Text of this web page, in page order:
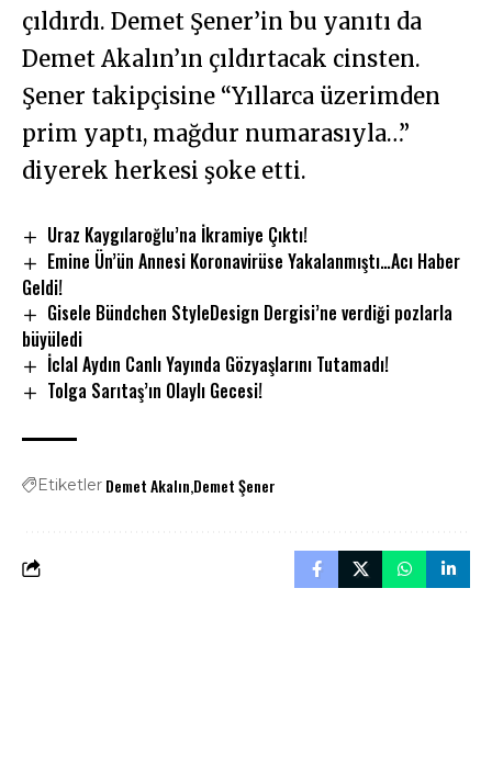
çıldırdı. Demet Şener’in bu yanıtı da
Demet Akalın’ın çıldırtacak cinsten.
Şener takipçisine “Yıllarca üzerimden
prim yaptı, mağdur numarasıyla…”
diyerek herkesi şoke etti.
Uraz Kaygılaroğlu’na İkramiye Çıktı!
Emine Ün’ün Annesi Koronavirüse Yakalanmıştı…Acı Haber
Geldi!
Gisele Bündchen StyleDesign Dergisi’ne verdiği pozlarla
büyüledi
İclal Aydın Canlı Yayında Gözyaşlarını Tutamadı!
Tolga Sarıtaş’ın Olaylı Gecesi!
Etiketler Demet Akalın Demet Şener